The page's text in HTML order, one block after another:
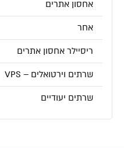
אחסון אתרים
אחר
ריסיילר אחסון אתרים
שרתים וירטואלים – VPS
שרתים יעודיים